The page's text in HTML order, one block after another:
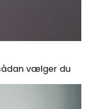
vælger du